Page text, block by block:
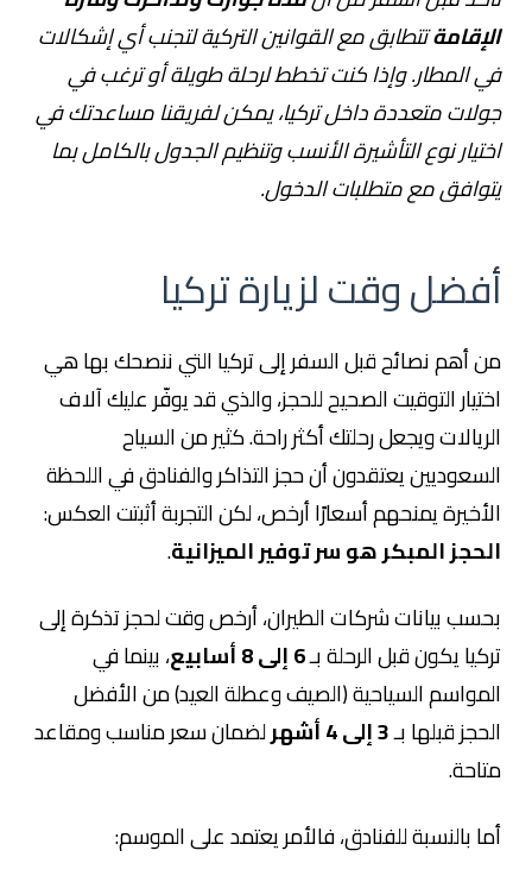
الإقامةتتطابق مع القوانين التركية لتجنب أي إشكالات
في المطار. وإذا كنت تخطط لرحلة طويلة أو ترغب في
جولات متعددة داخل تركيا، يمكن لفريقنا مساعدتك في
اختيار نوع التأشيرة الأنسب وتنظيم الجدول بالكامل بما
يتوافق مع متطلبات الدخول.
أفضل وقت لزيارة تركيا
من أهم نصائح قبل السفر إلى تركيا التي ننصحك بها هي
اختيار التوقيت الصحيح للحجز، والذي قد يوفّر عليك آلاف
الريالات ويجعل رحلتك أكثر راحة. كثير من السياح
السعوديين يعتقدون أن حجز التذاكر والفنادق في اللحظة
الأخيرة يمنحهم أسعارًا أرخص، لكن التجربة أثبتت العكس:
الحجز المبكر هو سر توفير الميزانية.
بحسب بيانات شركات الطيران، أرخص وقت لحجز تذكرة إلى
تركيا يكون قبل الرحلة بـ6 إلى 8 أسابيع
، بينما في
المواسم السياحية (الصيف وعطلة العيد) من الأفضل
الحجز قبلها بـ3 إلى 4 أشهر
لضمان سعر مناسب ومقاعد
متاحة.
أما بالنسبة للفنادق، فالأمر يعتمد على الموسم: